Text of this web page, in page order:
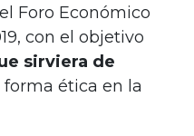
Foro Económico
con el objetivo
sirviera de
ética en la